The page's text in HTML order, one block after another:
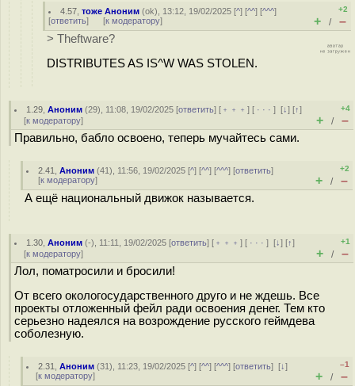
4.57 ,тоже Аноним (ok), 13:12, 19/02/2025 [^] [^^] [^^^]
[ответить] [к модератору]
+2
+ / –
> Theftware?
DISTRIBUTES AS IS^W WAS STOLEN.
1.29 ,Аноним (29), 11:08, 19/02/2025 [ответить] [ ﹢﹢﹢] [ · · ·][↓] [↑]
[к модератору]
+4
+ / –
Правильно, бабло освоено, теперь мучайтесь сами.
2.41 ,Аноним (41), 11:56, 19/02/2025 [^] [^^] [^^^] [ответить]
[к модератору]
+2
+ / –
А ещё национальный движок называется.
1.30 ,Аноним (-), 11:11, 19/02/2025 [ответить] [ ﹢﹢﹢] [ · · ·][↓] [↑]
[к модератору]
+1
+ / –
Лол, поматросили и бросили!
От всего окологосударственного друго и не ждешь. Все
проекты отложенный фейл ради освоения денег. Тем кто
серьезно надеялся на возрождение русского геймдева
соболезную.
2.31 ,Аноним (31), 11:23, 19/02/2025 [^] [^^] [^^^] [ответить][↓]
[к модератору]
–1
+ / –